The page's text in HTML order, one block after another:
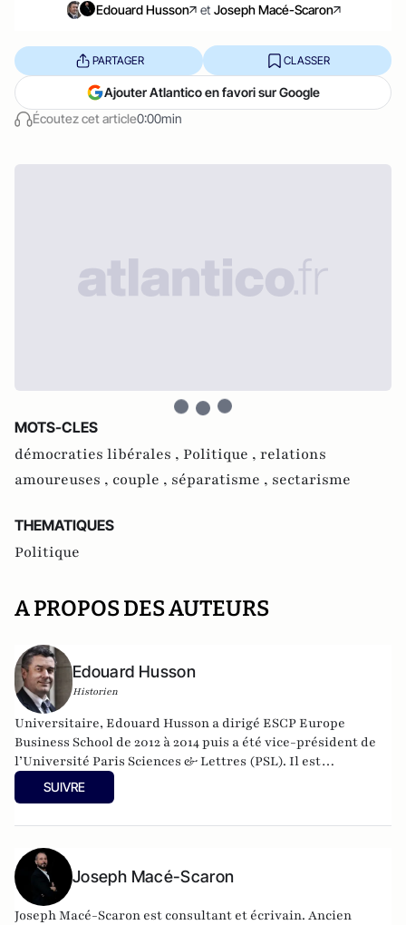
Edouard Husson et Joseph Macé-Scaron
Écoutez cet article0:00min
PARTAGER CLASSER
Ajouter Atlantico en favori sur Google
MOTS-CLES
démocraties libérales , Politique , relations
amoureuses , couple , séparatisme , sectarisme
THEMATIQUES
Politique
A PROPOS DES AUTEURS
Edouard Husson
Historien
Universitaire, Edouard Husson a dirigé ESCP Europe
Business School de 2012 à 2014puis a été vice-président de
l’Université Paris Sciences & Lettres (PSL). Il est
actuellement professeur à l’Institut Franco-Allemand
d’Etudes Européennes (à l’Université de Cergy-Pontoise).
sociétés depuis la Révolution française. Il est l’auteur
d’ouvrages et de nombreux articles sur l’histoire de
l’Allemagne depuis la Révolution française, l’histoire des
mondialisations, l’histoire de la monnaie, l’histoire du
SUIVRE
Joseph Macé-Scaron
Joseph Macé-Scaron est consultant et écrivain. Ancien